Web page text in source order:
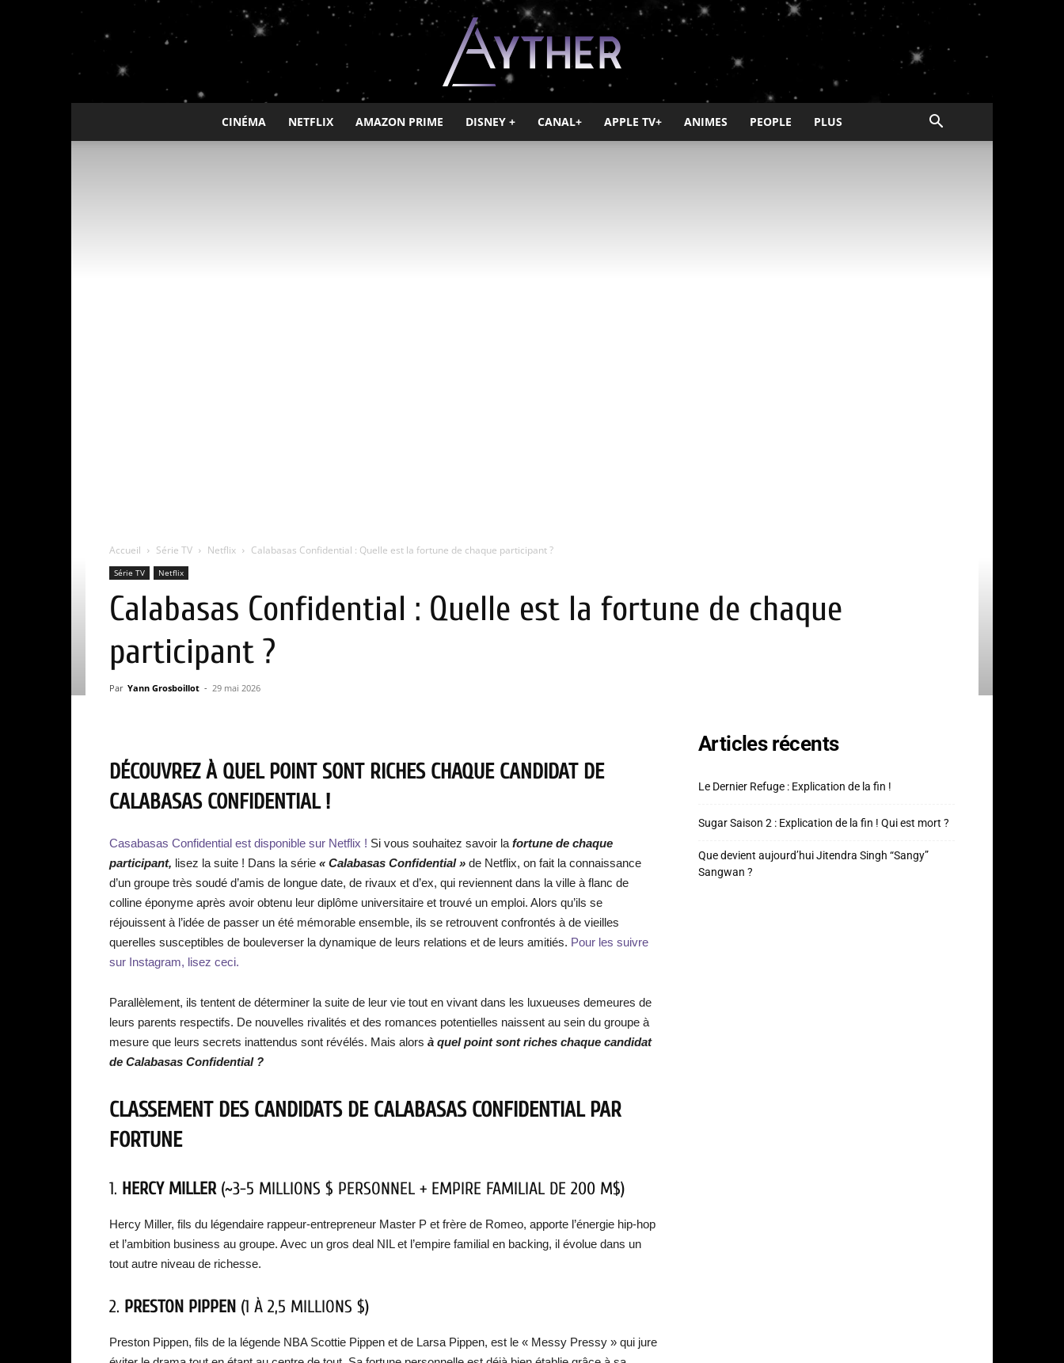
Ayther
CINÉMA NETFLIX AMAZON PRIME DISNEY + CANAL+ APPLE TV+ ANIMES PEOPLE PLUS
Accueil Série TV Netflix Calabasas Confidential : Quelle est la fortune de chaque participant ?
Série TV Netflix
Calabasas Confidential : Quelle est la fortune de chaque
participant ?
Par Yann Grosboillot - 29 mai 2026
DÉCOUVREZ À QUEL POINT SONT RICHES CHAQUE CANDIDAT DE
CALABASAS CONFIDENTIAL !
Casabasas Confidential est disponible sur Netflix ! Si vous souhaitez savoir la fortune de chaque
participant, lisez la suite ! Dans la série « Calabasas Confidential » de Netflix, on fait la connaissance
d’un groupe très soudé d’amis de longue date, de rivaux et d’ex, qui reviennent dans la ville à flanc de
colline éponyme après avoir obtenu leur diplôme universitaire et trouvé un emploi. Alors qu’ils se
réjouissent à l’idée de passer un été mémorable ensemble, ils se retrouvent confrontés à de vieilles
querelles susceptibles de bouleverser la dynamique de leurs relations et de leurs amitiés. Pour les suivre
sur Instagram, lisez ceci.
Parallèlement, ils tentent de déterminer la suite de leur vie tout en vivant dans les luxueuses demeures de
leurs parents respectifs. De nouvelles rivalités et des romances potentielles naissent au sein du groupe à
mesure que leurs secrets inattendus sont révélés. Mais alors à quel point sont riches chaque candidat
de Calabasas Confidential ?
CLASSEMENT DES CANDIDATS DE CALABASAS CONFIDENTIAL PAR
FORTUNE
1. HERCY MILLER(~3-5 MILLIONS $ PERSONNEL + EMPIRE FAMILIAL DE 200 M$)
Hercy Miller, fils du légendaire rappeur-entrepreneur Master P et frère de Romeo, apporte l’énergie hip-hop
et l’ambition business au groupe. Avec un gros deal NIL et l’empire familial en backing, il évolue dans un
tout autre niveau de richesse.
2. PRESTON PIPPEN (1 À 2,5 MILLIONS $)
Preston Pippen, fils de la légende NBA Scottie Pippen et de Larsa Pippen, est le « Messy Pressy » qui jure
Articles récents
Le Dernier Refuge : Explication de la fin !
Sugar Saison 2 : Explication de la fin ! Qui est mort ?
Que devient aujourd’hui Jitendra Singh “Sangy”
Sangwan ?